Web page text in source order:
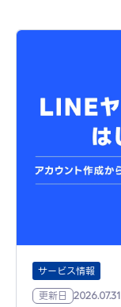
サービス情報
更新日
2026.07.31